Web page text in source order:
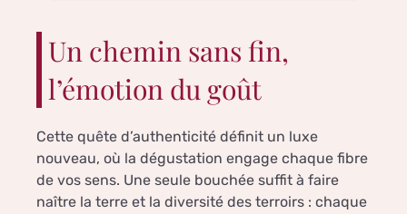
Un chemin sans fin,
l’émotion du goût
Cette quête d’authenticité définit un luxe
nouveau, où la dégustation engage chaque fibre
de vos sens. Une seule bouchée suffit à faire
naître la terre et la diversité des terroirs : chaque